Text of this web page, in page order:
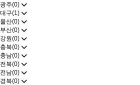
광주(0)
대구(1)
울산(0)
부산(0)
강원(0)
충북(0)
충남(0)
전북(0)
전남(0)
경북(0)